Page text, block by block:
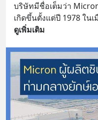
บริษัทมีชื่อเต็มว่า
เกิดขึ้นตั้งแต่ปี 1978 ใน
ดูเพิ่มเติม